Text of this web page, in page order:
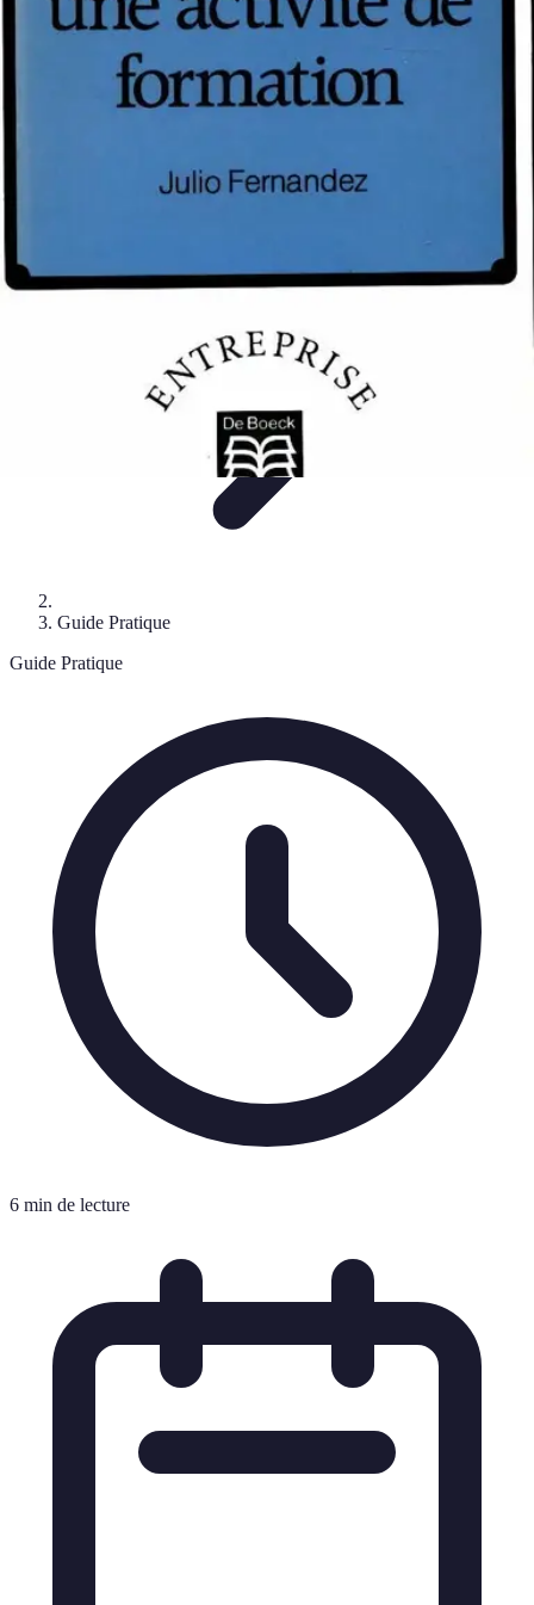
Projets Matures
Gestion de Projet
Guide Pratique
Guide Pratique
6 min de lecture